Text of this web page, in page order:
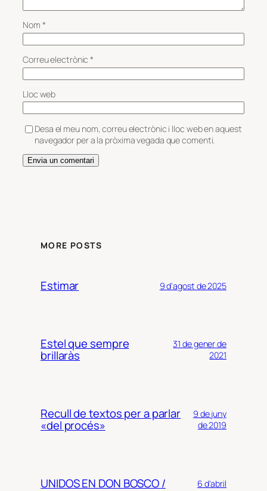
Nom *
Correu electrònic*
Lloc web
Desa el meu nom, correu electrònic i lloc web en aquest
navegador per a la pròxima vegada que comenti.
MORE POSTS
Estimar 9 d'agost de 2025
Estel que sempre
brillaràs
31 de gener de
2021
Recull de textos per a parlar
«del procés»
9 de juny
de 2019
UNIDOS EN DON BOSCO /
6 d'abril